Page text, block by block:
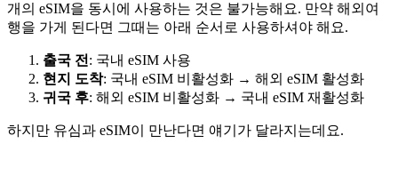
개의 eSIM을 동시에 사용하는 것은 불가능해요. 만약 해외여
행을 가게 된다면 그때는 아래 순서로 사용하셔야 해요.
출국 전 : 국내 eSIM 사용
현지 도착: 국내 eSIM 비활성화 → 해외 eSIM 활성화
귀국 후: 해외 eSIM 비활성화 → 국내 eSIM 재활성화
하지만 유심과 eSIM이 만난다면 얘기가 달라지는데요.